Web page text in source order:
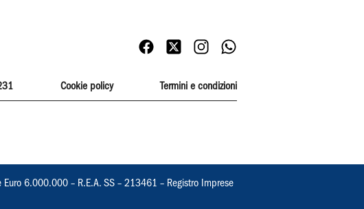
Cookie policy Termini e condizioni
6.000.000 – R.E.A. SS – 213461 – Registro Imprese